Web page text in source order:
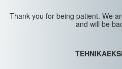
Thank you for being patient. We
and will be